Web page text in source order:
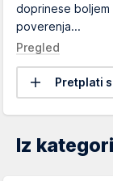
doprinese boljem
poverenja...
Pregled
Pretplati
Iz